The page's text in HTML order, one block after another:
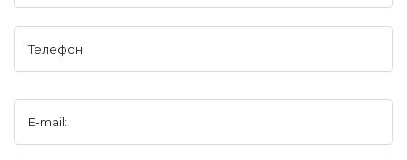
Телефон:
E-mail: